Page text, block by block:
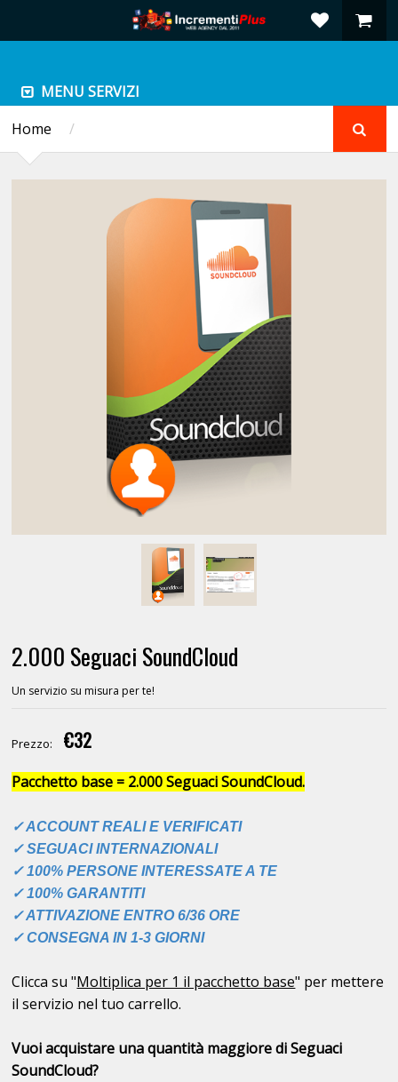
MENU SERVIZI
Home
/
2.000 Seguaci SoundCloud
Un servizio su misura per te!
Prezzo: €32
Pacchetto base = 2.000 Seguaci SoundCloud.
✓ ACCOUNT REALI E VERIFICATI
✓ SEGUACI INTERNAZIONALI
✓ 100% PERSONE INTERESSATE A TE
✓ 100% GARANTITI
✓ ATTIVAZIONE ENTRO 6/36 ORE
✓ CONSEGNA IN 1-3 GIORNI
Clicca su "Moltiplica per 1 il pacchetto base" per mettere
il servizio nel tuo carrello.
Vuoi acquistare una quantità maggiore di Seguaci
SoundCloud?